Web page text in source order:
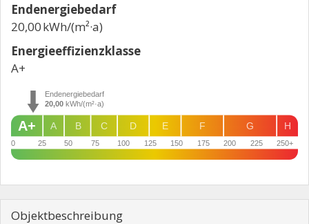
Endenergie­bedarf
20,00 kWh/(m²·a)
Energie­effizienz­klasse
A+
0 25 50 75 100 125 150 175 200 225 250+
H
G
F
E
D
C
B
A
A+
Endenergiebedarf
20,00 kWh/(m²·a)
Objekt­beschreibung